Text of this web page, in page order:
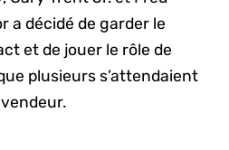
a décidé de garder le
et de jouer le rôle de
plusieurs s’attendaient